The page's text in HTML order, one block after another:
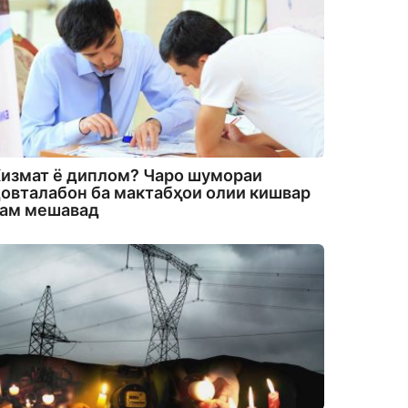
ё диплом? Чаро шумораи
ба мактабҳои олии кишвар
мешавад